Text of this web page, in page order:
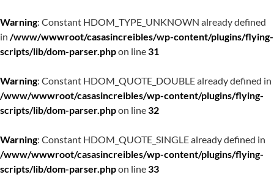
Warning: Constant HDOM_TYPE_UNKNOWN already defined
in /www/wwwroot/casasincreibles/wp-content/plugins/flying-
scripts/lib/dom-parser.phpon line31
Warning: Constant HDOM_QUOTE_DOUBLE already defined in
/www/wwwroot/casasincreibles/wp-content/plugins/flying-
scripts/lib/dom-parser.phpon line32
Warning: Constant HDOM_QUOTE_SINGLE already defined in
/www/wwwroot/casasincreibles/wp-content/plugins/flying-
scripts/lib/dom-parser.phpon line33